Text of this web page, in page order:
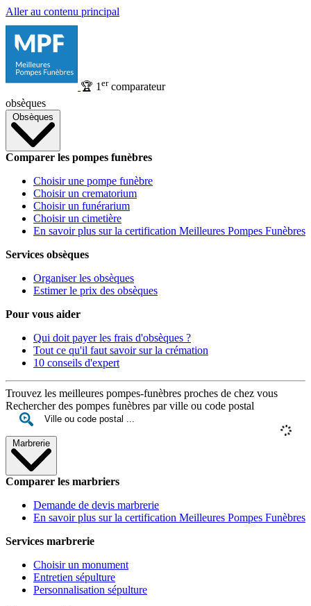
Aller au contenu principal
🏆 1 ercomparateur
obsèques
Obsèques
Comparer les pompes funèbres
Choisir une pompe funèbre
Choisir un crematorium
Choisir un funérarium
Choisir un cimetière
En savoir plus sur la certification Meilleures Pompes Funèbres
Services obsèques
Organiser les obsèques
Estimer le prix des obsèques
Pour vous aider
Qui doit payer les frais d'obsèques ?
Tout ce qu'il faut savoir sur la crémation
10 conseils d'expert
Trouvez les meilleures pompes-funèbres proches de chez vous
Rechercher des pompes funèbres par ville ou code postal
Marbrerie
Comparer les marbriers
Demande de devis marbrerie
En savoir plus sur la certification Meilleures Pompes Funèbres
Services marbrerie
Choisir un monument
Entretien sépulture
Personnalisation sépulture